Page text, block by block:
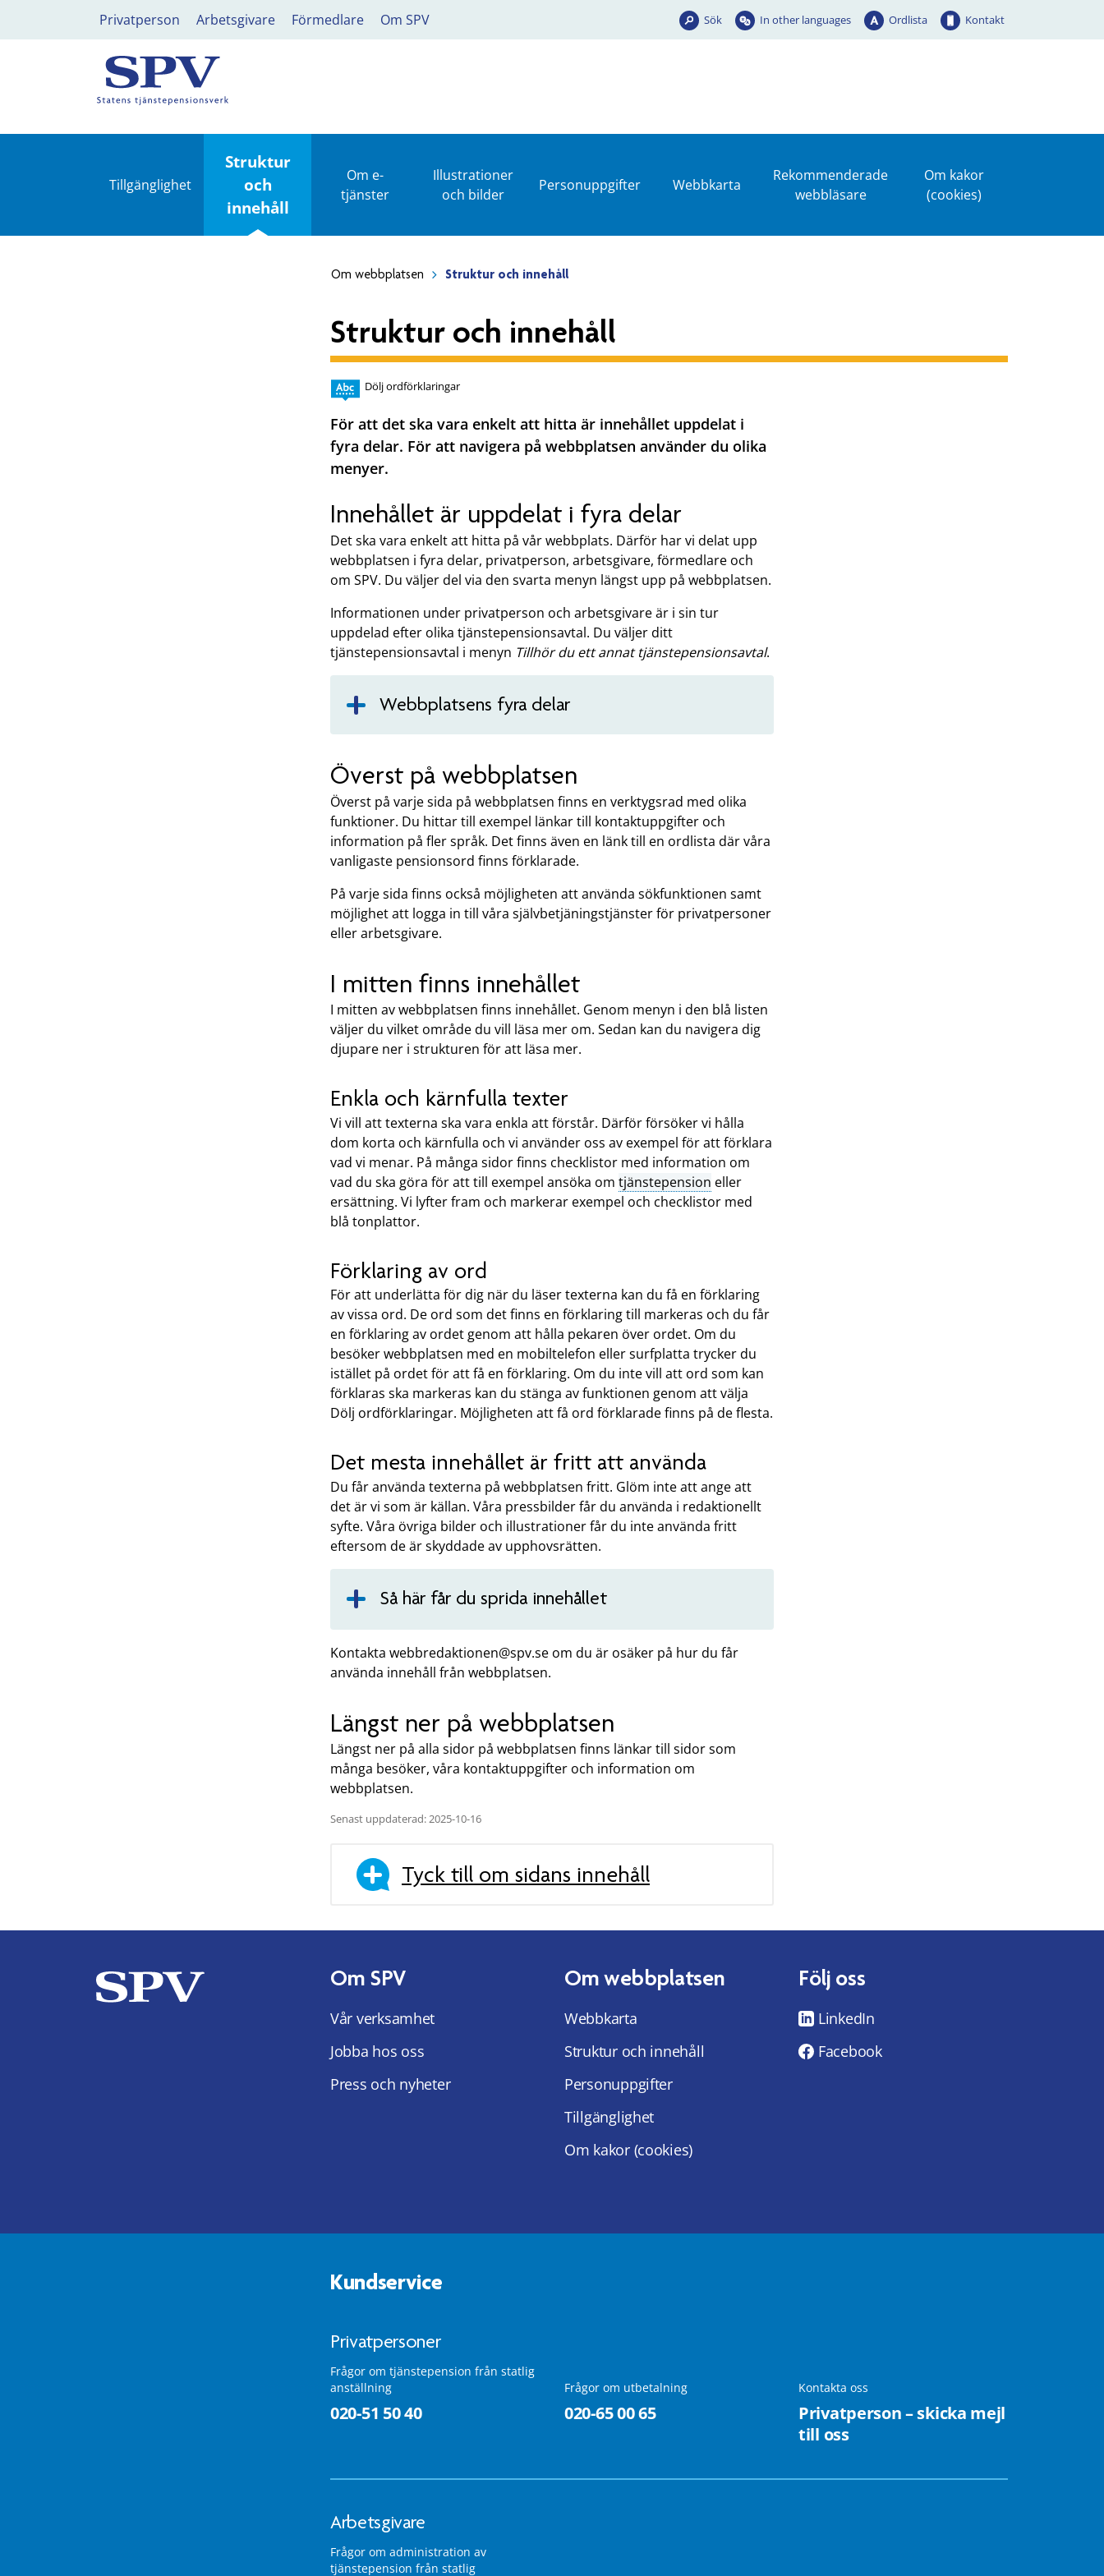
Privatperson Arbetsgivare Förmedlare Om SPV Sök In other languages Ordlista Kontakt
Tillgänglighet
Struktur
och
innehåll
Om e-
tjänster
Illustrationer
och bilder
Personuppgifter Webbkarta
Rekommenderade
webbläsare
Om kakor
(cookies)
Om webbplatsen Struktur och innehåll
Struktur och innehåll
Dölj ordförklaringar
För att det ska vara enkelt att hitta är innehållet uppdelat i
fyra delar. För att navigera på webbplatsen använder du olika
menyer.
Innehållet är uppdelat i fyra delar
Det ska vara enkelt att hitta på vår webbplats. Därför har vi delat upp
webbplatsen i fyra delar, privatperson, arbetsgivare, förmedlare och
om SPV. Du väljer del via den svarta menyn längst upp på webbplatsen.
Informationen under privatperson och arbetsgivare är i sin tur
uppdelad efter olika tjänstepensionsavtal. Du väljer ditt
tjänstepensionsavtal i menyn Tillhör du ett annat tjänstepensionsavtal.
Webbplatsens fyra delar
Överst på webbplatsen
Överst på varje sida på webbplatsen finns en verktygsrad med olika
funktioner. Du hittar till exempel länkar till kontaktuppgifter och
information på fler språk. Det finns även en länk till en ordlista där våra
vanligaste pensionsord finns förklarade.
På varje sida finns också möjligheten att använda sökfunktionen samt
möjlighet att logga in till våra självbetjäningstjänster för privatpersoner
eller arbetsgivare.
I mitten finns innehållet
I mitten av webbplatsen finns innehållet. Genom menyn i den blå listen
väljer du vilket område du vill läsa mer om. Sedan kan du navigera dig
djupare ner i strukturen för att läsa mer.
Enkla och kärnfulla texter
Vi vill att texterna ska vara enkla att förstår. Därför försöker vi hålla
dom korta och kärnfulla och vi använder oss av exempel för att förklara
vad vi menar. På många sidor finns checklistor med information om
vad du ska göra för att till exempel ansöka om tjänstepension eller
ersättning. Vi lyfter fram och markerar exempel och checklistor med
blå tonplattor.
Förklaring av ord
För att underlätta för dig när du läser texterna kan du få en förklaring
av vissa ord. De ord som det finns en förklaring till markeras och du får
en förklaring av ordet genom att hålla pekaren över ordet. Om du
besöker webbplatsen med en mobiltelefon eller surfplatta trycker du
istället på ordet för att få en förklaring. Om du inte vill att ord som kan
förklaras ska markeras kan du stänga av funktionen genom att välja
Dölj ordförklaringar. Möjligheten att få ord förklarade finns på de flesta.
Det mesta innehållet är fritt att använda
Du får använda texterna på webbplatsen fritt. Glöm inte att ange att
det är vi som är källan. Våra pressbilder får du använda i redaktionellt
syfte. Våra övriga bilder och illustrationer får du inte använda fritt
eftersom de är skyddade av upphovsrätten.
Så här får du sprida innehållet
Kontakta webbredaktionen@spv.se om du är osäker på hur du får
använda innehåll från webbplatsen.
Längst ner på webbplatsen
Längst ner på alla sidor på webbplatsen finns länkar till sidor som
många besöker, våra kontaktuppgifter och information om
webbplatsen.
Senast uppdaterad: 2025-10-16
Tyck till om sidans innehåll
Om SPV
Vår verksamhet
Jobba hos oss
Press och nyheter
Om webbplatsen
Webbkarta
Struktur och innehåll
Personuppgifter
Tillgänglighet
Om kakor (cookies)
Följ oss
LinkedIn
Facebook
Kundservice
Privatpersoner
Frågor om tjänstepension från statlig
anställning
020-51 50 40
Frågor om utbetalning
020-65 00 65
Kontakta oss
Privatperson – skicka mejl
till oss
Arbetsgivare
Frågor om administration av
tjänstepension från statlig